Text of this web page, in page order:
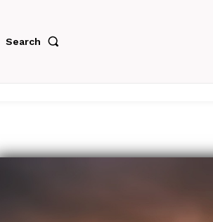
Search